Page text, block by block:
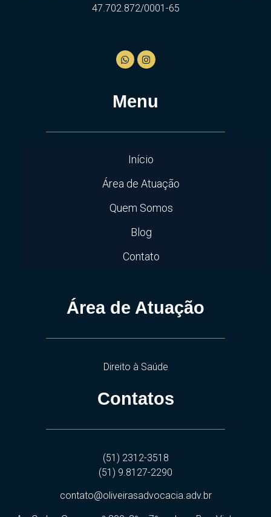
47.702.872/0001-65
Menu
Início
Área de Atuação
Quem Somos
Blog
Contato
Área de Atuação
Direito à Saúde
Contatos
(51) 2312-3518
(51) 9.8127-2290
contato@oliveirasadvocacia.adv.br